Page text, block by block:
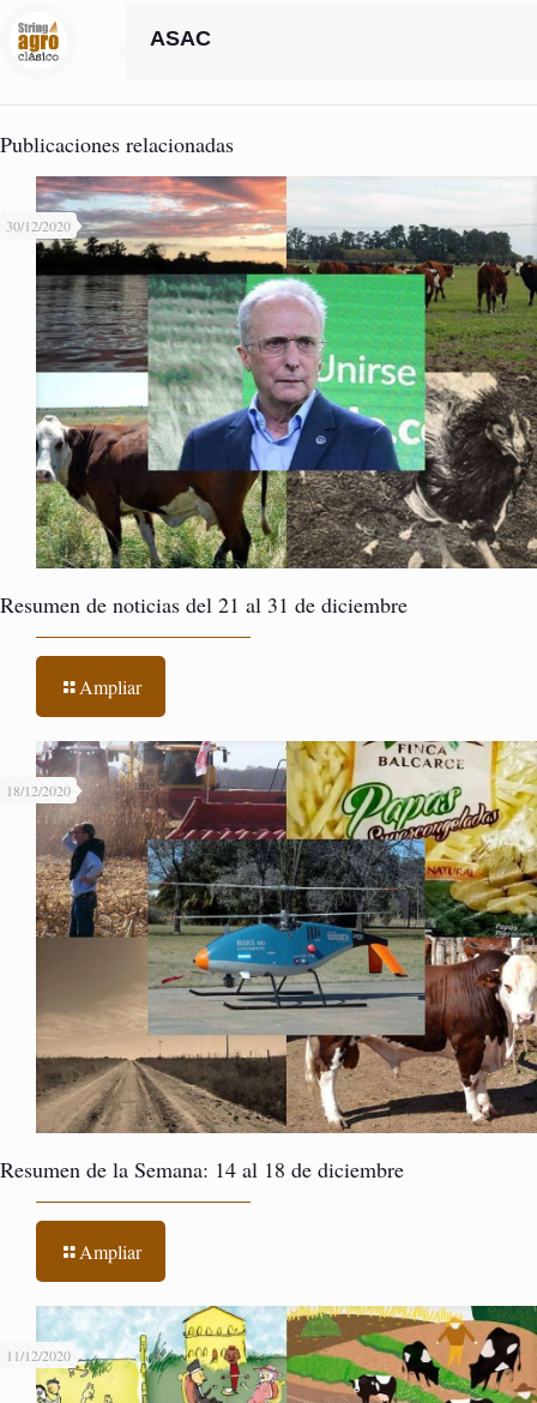
ASAC
Publicaciones relacionadas
30/12/2020
Resumen de noticias del 21 al 31 de diciembre
Ampliar
18/12/2020
Resumen de la Semana: 14 al 18 de diciembre
Ampliar
11/12/2020